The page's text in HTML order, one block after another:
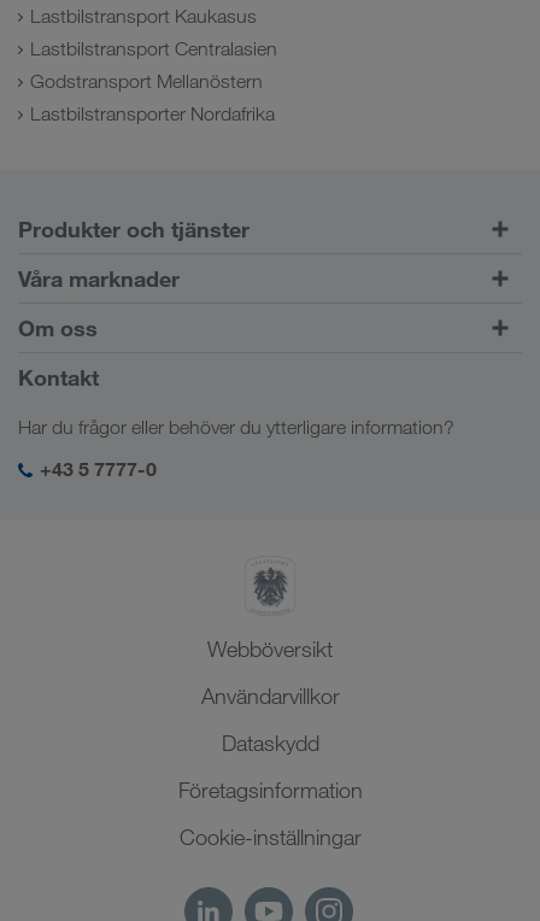
Lastbilstransport Kaukasus
Lastbilstransport Centralasien
Godstransport Mellanöstern
Lastbilstransporter Nordafrika
Produkter och tjänster
Vägtransport
Kundportalen CONNECT
Digitala lösningar
Branschlösningar
Våra marknader
Europa
Kaukasus
Centralasien
Mellanöstern
Om oss
Företagsinformation
Socialt ansvar
SHEQ-management
Kontakt
Har du frågor eller behöver du ytterligare information?
+43 5 7777-0
Webböversikt
Användarvillkor
Dataskydd
Företagsinformation
Cookie-inställningar